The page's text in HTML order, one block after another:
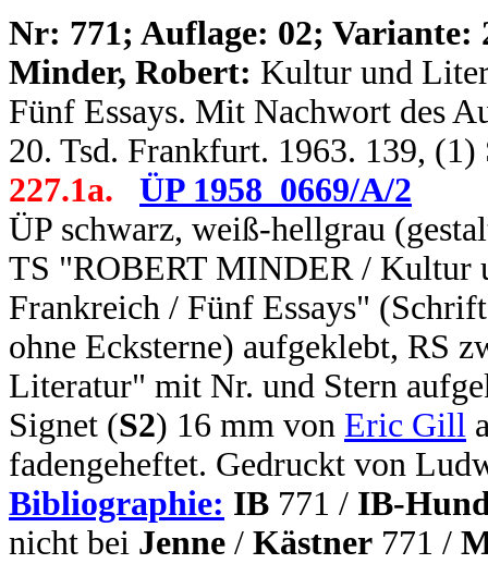
Nr: 771; Auflage: 02; Variante:
Minder, Robert: Kultur und
Fünf Essays. Mit Nachwort des
20. Tsd. Frankfurt. 1963. 139,
227.1a.
ÜP 1958_0669/A/2
ÜP schwarz, weiß-hellgrau
TS "ROBERT MINDER / Kultur
Frankreich / Fünf Essays"
ohne Ecksterne) aufgeklebt, RS
Literatur" mit Nr. und Stern
Signet (S2) 16 mm von Eric Gill
fadengeheftet. Gedruckt von
Bibliographie: IB 771 / IB-
nicht bei Jenne / Kästner 771 /